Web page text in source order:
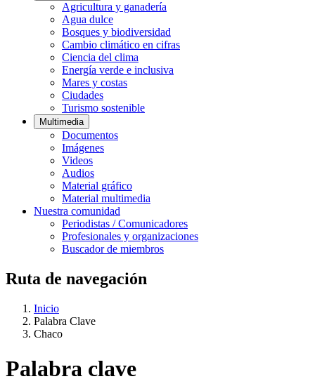
Agricultura y ganadería
Agua dulce
Bosques y biodiversidad
Cambio climático en cifras
Ciencia del clima
Energía verde e inclusiva
Mares y costas
Ciudades
Turismo sostenible
Multimedia
Documentos
Imágenes
Videos
Audios
Material gráfico
Material multimedia
Nuestra comunidad
Periodistas / Comunicadores
Profesionales y organizaciones
Buscador de miembros
Ruta de navegación
Inicio
Palabra Clave
Chaco
Palabra clave